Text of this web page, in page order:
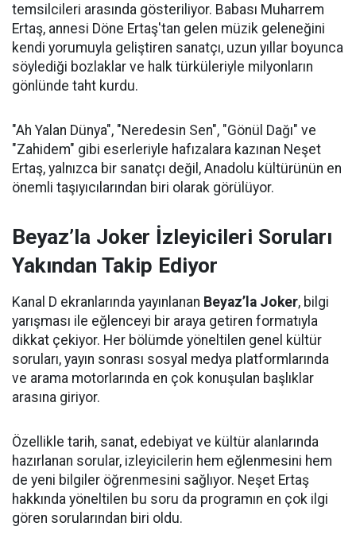
temsilcileri arasında gösteriliyor. Babası Muharrem
Ertaş, annesi Döne Ertaş'tan gelen müzik geleneğini
kendi yorumuyla geliştiren sanatçı, uzun yıllar boyunca
söylediği bozlaklar ve halk türküleriyle milyonların
gönlünde taht kurdu.
"Ah Yalan Dünya", "Neredesin Sen", "Gönül Dağı" ve
"Zahidem" gibi eserleriyle hafızalara kazınan Neşet
Ertaş, yalnızca bir sanatçı değil, Anadolu kültürünün en
önemli taşıyıcılarından biri olarak görülüyor.
Beyaz’la Joker İzleyicileri Soruları
Yakından Takip Ediyor
Kanal D ekranlarında yayınlanan Beyaz’la Joker, bilgi
yarışması ile eğlenceyi bir araya getiren formatıyla
dikkat çekiyor. Her bölümde yöneltilen genel kültür
soruları, yayın sonrası sosyal medya platformlarında
ve arama motorlarında en çok konuşulan başlıklar
arasına giriyor.
Özellikle tarih, sanat, edebiyat ve kültür alanlarında
hazırlanan sorular, izleyicilerin hem eğlenmesini hem
de yeni bilgiler öğrenmesini sağlıyor. Neşet Ertaş
hakkında yöneltilen bu soru da programın en çok ilgi
gören sorularından biri oldu.